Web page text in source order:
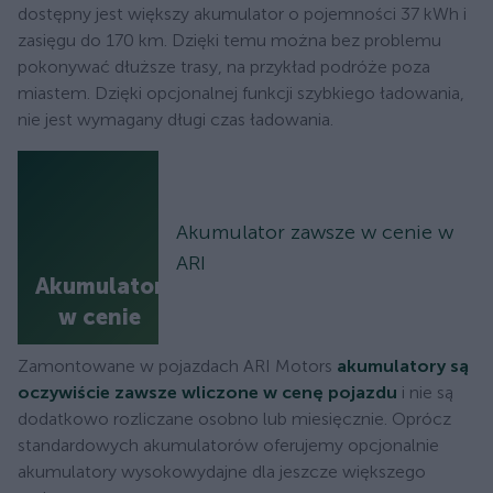
dostępny jest większy akumulator o pojemności 37 kWh i
zasięgu do 170 km. Dzięki temu można bez problemu
pokonywać dłuższe trasy, na przykład podróże poza
miastem. Dzięki opcjonalnej funkcji szybkiego ładowania,
nie jest wymagany długi czas ładowania.
Akumulator
w cenie
Akumulator zawsze w cenie w
ARI
Zamontowane w pojazdach ARI Motors akumulatory są
oczywiście zawsze wliczone w cenę pojazdu i nie są
dodatkowo rozliczane osobno lub miesięcznie. Oprócz
standardowych akumulatorów oferujemy opcjonalnie
akumulatory wysokowydajne dla jeszcze większego